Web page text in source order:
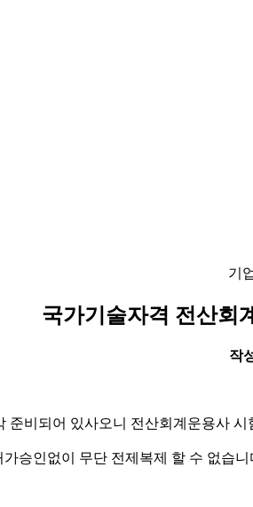
기
국가기술자격 전산회
작
준비되어 있사오니 전산회계운용사
승인없이 무단 전제복제 할 수 없습니